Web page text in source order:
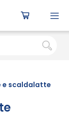
scaldalatte